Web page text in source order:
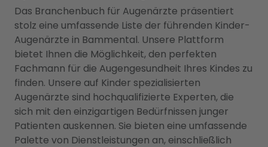
Das Branchenbuch für Augenärzte präsentiert
stolz eine umfassende Liste der führenden Kinder-
Augenärzte in Bammental. Unsere Plattform
bietet Ihnen die Möglichkeit, den perfekten
Fachmann für die Augengesundheit Ihres Kindes zu
finden. Unsere auf Kinder spezialisierten
Augenärzte sind hochqualifizierte Experten, die
sich mit den einzigartigen Bedürfnissen junger
Patienten auskennen. Sie bieten eine umfassende
Palette von Dienstleistungen an, einschließlich